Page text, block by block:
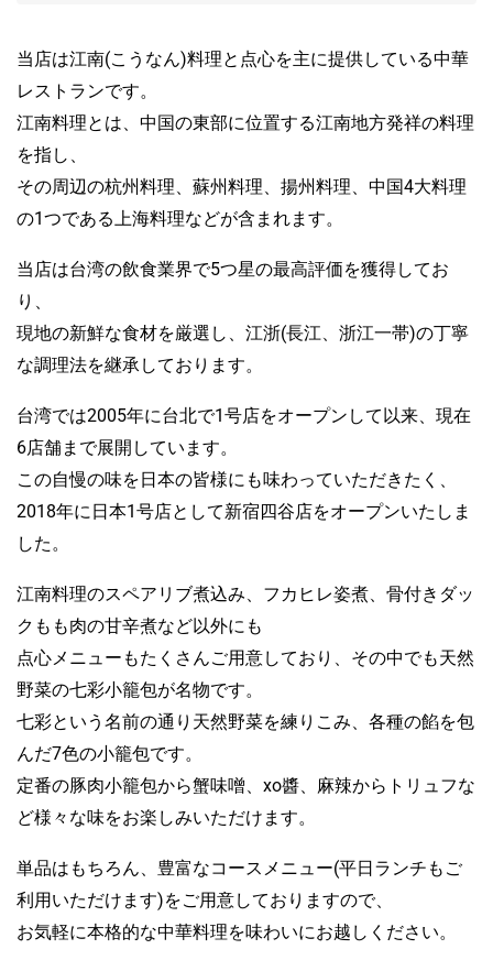
当店は江南(こうなん)料理と点心を主に提供している中華
レストランです。
江南料理とは、中国の東部に位置する江南地方発祥の料理
を指し、
その周辺の杭州料理、蘇州料理、揚州料理、中国4大料理
の1つである上海料理などが含まれます。
当店は台湾の飲食業界で5つ星の最高評価を獲得してお
り、
現地の新鮮な食材を厳選し、江浙(長江、浙江一帯)の丁寧
な調理法を継承しております。
台湾では2005年に台北で1号店をオープンして以来、現在
6店舗まで展開しています。
この自慢の味を日本の皆様にも味わっていただきたく、
2018年に日本1号店として新宿四谷店をオープンいたしま
した。
江南料理のスペアリブ煮込み、フカヒレ姿煮、骨付きダッ
クもも肉の甘辛煮など以外にも
点心メニューもたくさんご用意しており、その中でも天然
野菜の七彩小籠包が名物です。
七彩という名前の通り天然野菜を練りこみ、各種の餡を包
んだ7色の小籠包です。
定番の豚肉小籠包から蟹味噌、xo醬、麻辣からトリュフな
ど様々な味をお楽しみいただけます。
単品はもちろん、豊富なコースメニュー(平日ランチもご
利用いただけます)をご用意しておりますので、
お気軽に本格的な中華料理を味わいにお越しください。